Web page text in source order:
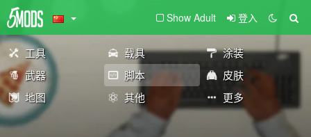
Show Adult 登入
工具 载具
涂装
武器
脚本
皮肤
地图
其他 更多